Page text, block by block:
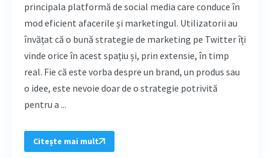
principala platformă de social media care conduce în
mod eficient afacerile și marketingul. Utilizatorii au
învățat că o bună strategie de marketing pe Twitter îți
vinde orice în acest spațiu și, prin extensie, în timp
real. Fie că este vorba despre un brand, un produs sau
o idee, este nevoie doar de o strategie potrivită
pentru a ...
Citește mai mult